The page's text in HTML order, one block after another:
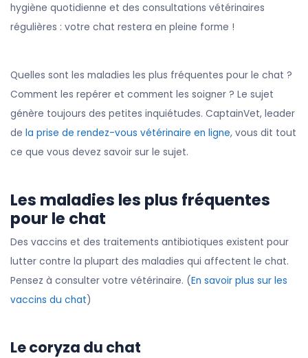
hygiène quotidienne et des consultations vétérinaires
régulières : votre chat restera en pleine forme !
Quelles sont les maladies les plus fréquentes pour le chat ?
Comment les repérer et comment les soigner ? Le sujet
génère toujours des petites inquiétudes. CaptainVet, leader
de la prise de rendez-vous vétérinaire en ligne, vous dit tout
ce que vous devez savoir sur le sujet.
Les maladies les plus fréquentes
pour le chat
Des vaccins et des traitements antibiotiques existent pour
lutter contre la plupart des maladies qui affectent le chat.
Pensez à consulter votre vétérinaire. (En savoir plus sur les
vaccins du chat)
Le coryza du chat